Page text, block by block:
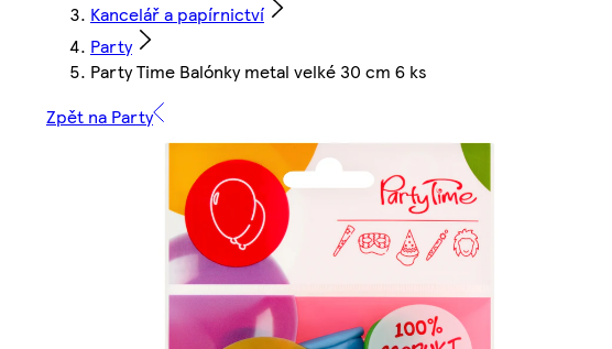
Kancelář a papírnictví
Party
Party Time Balónky metal velké 30 cm 6 ks
Zpět na Party